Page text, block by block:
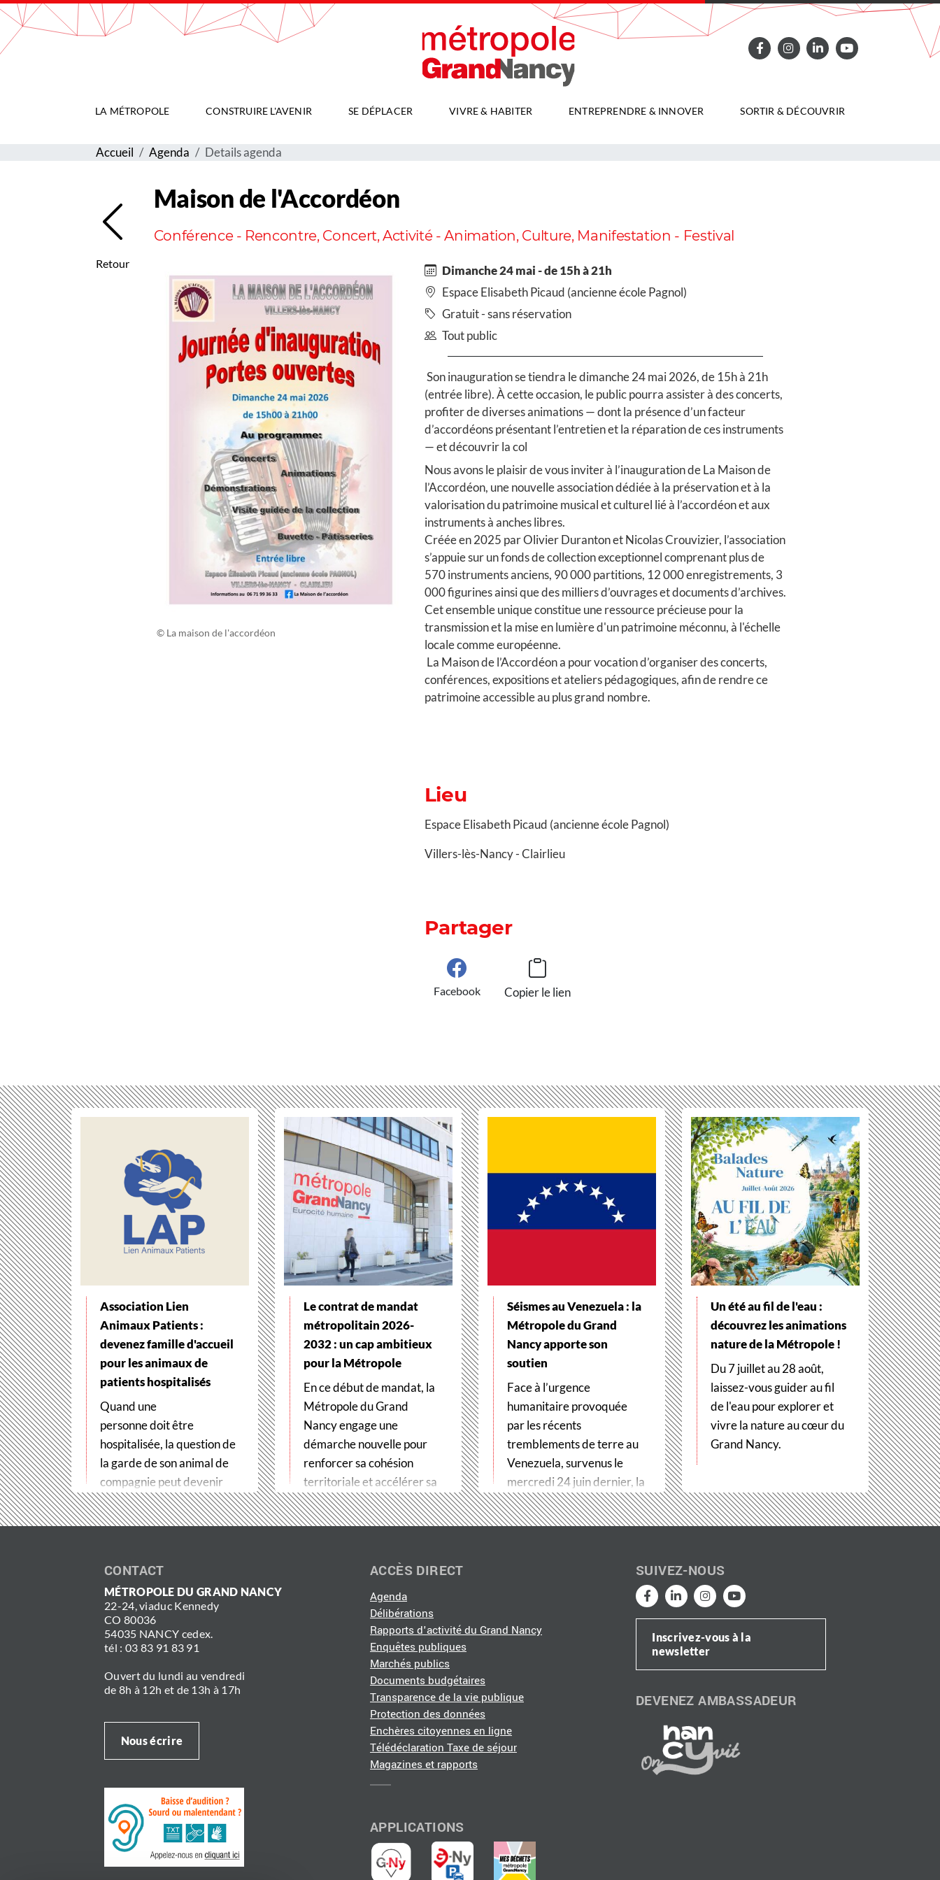
Gestion de vos préférences sur les cookies
LA MÉTROPOLE CONSTRUIRE L'AVENIR SE DÉPLACER VIVRE & HABITER ENTREPRENDRE & INNOVER SORTIR & DÉCOUVRIR
Accueil Agenda Details agenda
Retour
Maison de l'Accordéon
Conférence - Rencontre, Concert, Activité - Animation, Culture, Manifestation - Festival
© La maison de l'accordéon
Dimanche 24 mai - de 15h à 21h
Espace Elisabeth Picaud (ancienne école Pagnol)
Gratuit - sans réservation
Tout public
Son inauguration se tiendra le dimanche 24 mai 2026, de 15h à 21h
(entrée libre). À cette occasion, le public pourra assister à des concerts,
profiter de diverses animations — dont la présence d’un facteur
d’accordéons présentant l’entretien et la réparation de ces instruments
— et découvrir la col
Nous avons le plaisir de vous inviter à l’inauguration de La Maison de
l’Accordéon, une nouvelle association dédiée à la préservation et à la
valorisation du patrimoine musical et culturel lié à l’accordéon et aux
instruments à anches libres.
Créée en 2025 par Olivier Duranton et Nicolas Crouvizier, l’association
s’appuie sur un fonds de collection exceptionnel comprenant plus de
570 instruments anciens, 90 000 partitions, 12 000 enregistrements, 3
000 figurines ainsi que des milliers d’ouvrages et documents d’archives.
Cet ensemble unique constitue une ressource précieuse pour la
transmission et la mise en lumière d'un patrimoine méconnu, à l'échelle
locale comme européenne.
La Maison de l’Accordéon a pour vocation d’organiser des concerts,
conférences, expositions et ateliers pédagogiques, afin de rendre ce
patrimoine accessible au plus grand nombre.
Lieu
Espace Elisabeth Picaud (ancienne école Pagnol)
Villers-lès-Nancy - Clairlieu
Partager
Facebook Copier le lien
Association Lien
Animaux Patients :
devenez famille d'accueil
pour les animaux de
patients hospitalisés
Quand une
personne doit être
hospitalisée, la question de
la garde de son animal de
compagnie peut devenir
un véritable frein
aux soins. Pour…
Le contrat de mandat
métropolitain 2026-
2032 : un cap ambitieux
pour la Métropole
En ce début de mandat, la
Métropole du Grand
Nancy engage une
démarche nouvelle pour
renforcer sa cohésion
territoriale et accélérer sa
transformation…
Séismes au Venezuela : la
Métropole du Grand
Nancy apporte son
soutien
Face à l’urgence
humanitaire provoquée
par les récents
tremblements de terre au
Venezuela, survenus le
mercredi 24 juin dernier, la
Métropole du Grand…
Un été au fil de l'eau :
découvrez les animations
nature de la Métropole !
Du 7 juillet au 28 août,
laissez-vous guider au fil
de l'eau pour explorer et
vivre la nature au cœur du
Grand Nancy.
CONTACT
MÉTROPOLE DU GRAND NANCY
22-24, viaduc Kennedy
CO 80036
54035 NANCY cedex.
tél : 03 83 91 83 91
Ouvert du lundi au vendredi
de 8h à 12h et de 13h à 17h
Nous écrire
ACCÈS DIRECT
Agenda
Délibérations
Rapports d'activité du Grand Nancy
Enquêtes publiques
Marchés publics
Documents budgétaires
Transparence de la vie publique
Protection des données
Enchères citoyennes en ligne
Télédéclaration Taxe de séjour
Magazines et rapports
APPLICATIONS
SUIVEZ-NOUS
Inscrivez-vous à la
newsletter
DEVENEZ AMBASSADEUR